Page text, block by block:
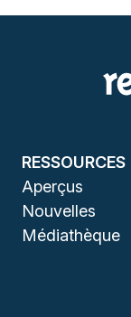
RESSOURCES
Aperçus
Nouvelles
Médiathèque